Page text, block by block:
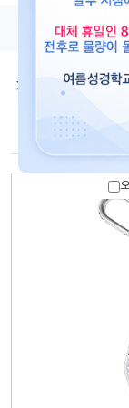
도서
기타용품/기념품/교육용
Living Life with